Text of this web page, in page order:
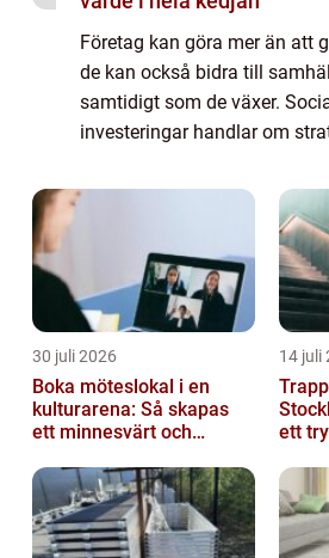
Företag kan göra mer än att
de kan också bidra till
samtidigt som de växer.
investeringar handlar om
30 juli 2026
Boka möteslokal i en
kulturarena: Så skapas
ett minnesvärt och
14 juli
ett